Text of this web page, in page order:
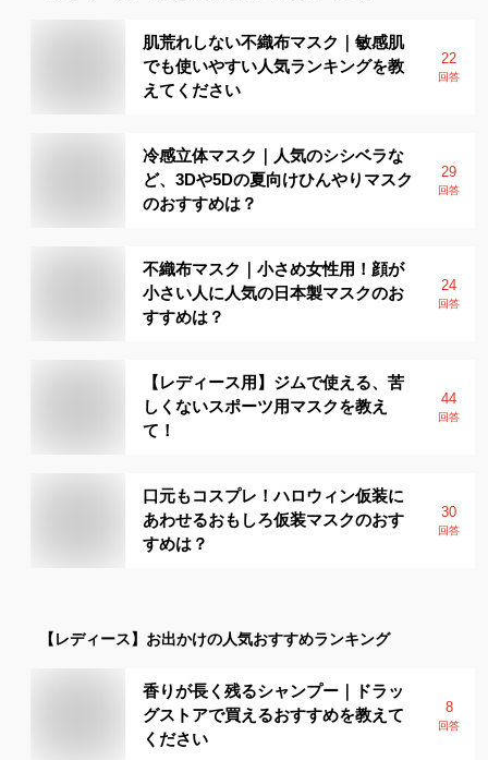
肌荒れしない不織布マスク｜敏感肌
でも使いやすい人気ランキングを教
えてください
22
回答
冷感立体マスク｜人気のシシベラな
ど、3Dや5Dの夏向けひんやりマスク
のおすすめは？
29
回答
不織布マスク｜小さめ女性用！顔が
小さい人に人気の日本製マスクのお
すすめは？
24
回答
【レディース用】ジムで使える、苦
しくないスポーツ用マスクを教え
て！
44
回答
口元もコスプレ！ハロウィン仮装に
あわせるおもしろ仮装マスクのおす
すめは？
30
回答
【レディース】 お出かけの人気おすすめランキング
香りが長く残るシャンプー｜ドラッ
グストアで買えるおすすめを教えて
ください
8
回答